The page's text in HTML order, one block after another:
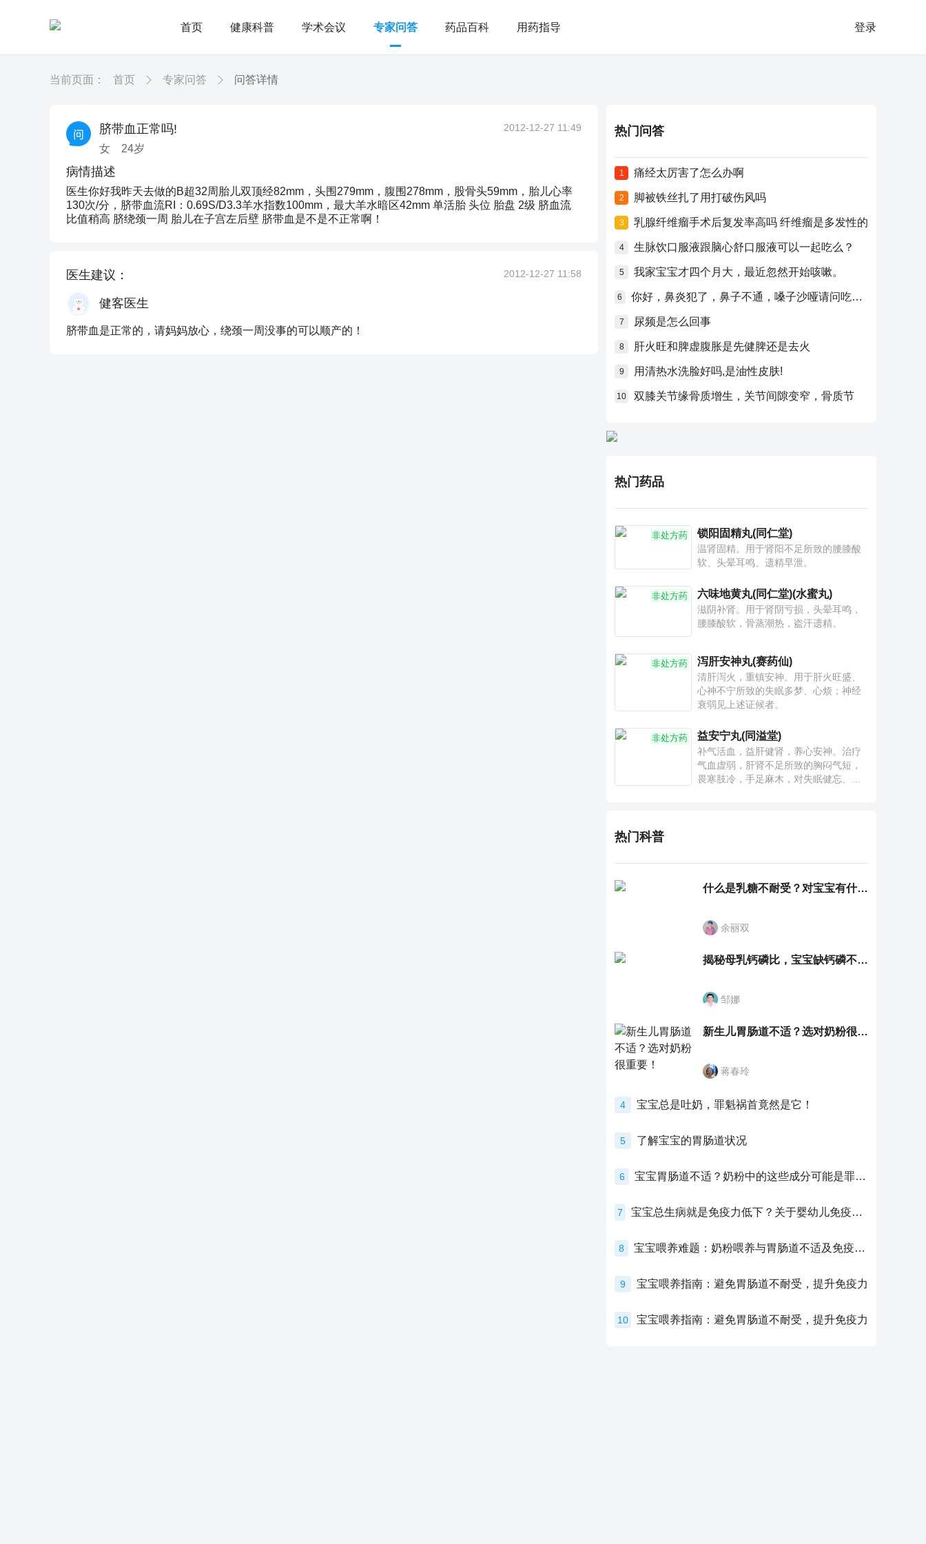
首页 健康科普 学术会议 专家问答 药品百科 用药指导 登录
当前页面： 首页 专家问答 问答详情
脐带血正常吗!
女 24岁
2012-12-27 11:49
病情描述
医生你好我昨天去做的B超32周胎儿双顶经82mm，头围279mm，腹围278mm，股骨头59mm，胎儿心率
130次/分，脐带血流RI：0.69S/D3.3羊水指数100mm，最大羊水暗区42mm 单活胎 头位 胎盘 2级 脐血流
比值稍高 脐绕颈一周 胎儿在子宫左后壁 脐带血是不是不正常啊！
医生建议： 2012-12-27 11:58
健客医生
脐带血是正常的，请妈妈放心，绕颈一周没事的可以顺产的！
热门问答
1 痛经太厉害了怎么办啊
2 脚被铁丝扎了用打破伤风吗
3 乳腺纤维瘤手术后复发率高吗 纤维瘤是多发性的
4 生脉饮口服液跟脑心舒口服液可以一起吃么？
5 我家宝宝才四个月大，最近忽然开始咳嗽。
6 你好，鼻炎犯了，鼻子不通，嗓子沙哑请问吃什么药比较好？
7 尿频是怎么回事
8 肝火旺和脾虚腹胀是先健脾还是去火
9 用清热水洗脸好吗,是油性皮肤!
10 双膝关节缘骨质增生，关节间隙变窄，骨质节
热门药品
非处方药 锁阳固精丸(同仁堂)
温肾固精。用于肾阳不足所致的腰膝酸
软、头晕耳鸣、遗精早泄。
非处方药 六味地黄丸(同仁堂)(水蜜丸)
滋阴补肾。用于肾阴亏损，头晕耳鸣，
腰膝酸软，骨蒸潮热，盗汗遗精。
非处方药 泻肝安神丸(赛药仙)
清肝泻火，重镇安神。用于肝火旺盛、
心神不宁所致的失眠多梦、心烦；神经
衰弱见上述证候者。
非处方药 益安宁丸(同溢堂)
补气活血，益肝健肾，养心安神。治疗
气血虚弱，肝肾不足所致的胸闷气短，
畏寒肢冷，手足麻木，对失眠健忘、神
热门科普
什么是乳糖不耐受？对宝宝有什么影响？
余丽双
揭秘母乳钙磷比，宝宝缺钙磷不再愁
邹娜
新生儿胃肠道不适？选对奶粉很重要！
蒋春玲
4 宝宝总是吐奶，罪魁祸首竟然是它！
5 了解宝宝的胃肠道状况
6 宝宝胃肠道不适？奶粉中的这些成分可能是罪魁祸首！
7 宝宝总生病就是免疫力低下？关于婴幼儿免疫力的真相，家长必须了解！
8 宝宝喂养难题：奶粉喂养与胃肠道不适及免疫力提升的奥秘
9 宝宝喂养指南：避免胃肠道不耐受，提升免疫力
10 宝宝喂养指南：避免胃肠道不耐受，提升免疫力